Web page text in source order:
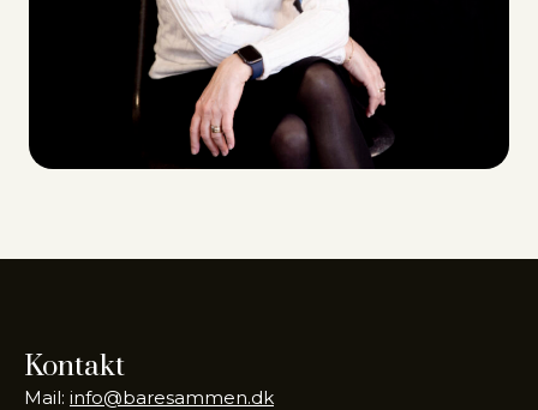
Kontakt
Mail: info@baresammen.dk